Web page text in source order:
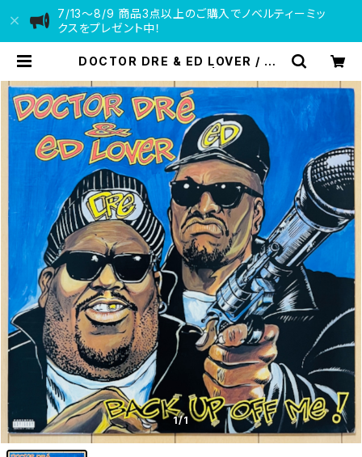
7/13〜8/9 商品3点以上のご購入でノベルティーミッ
クスをプレゼント中！
DOCTOR DRE & ED LOVER / BA
ALER
1/1